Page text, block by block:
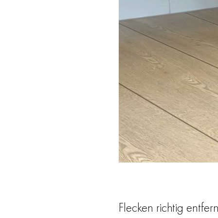
Flecken richtig